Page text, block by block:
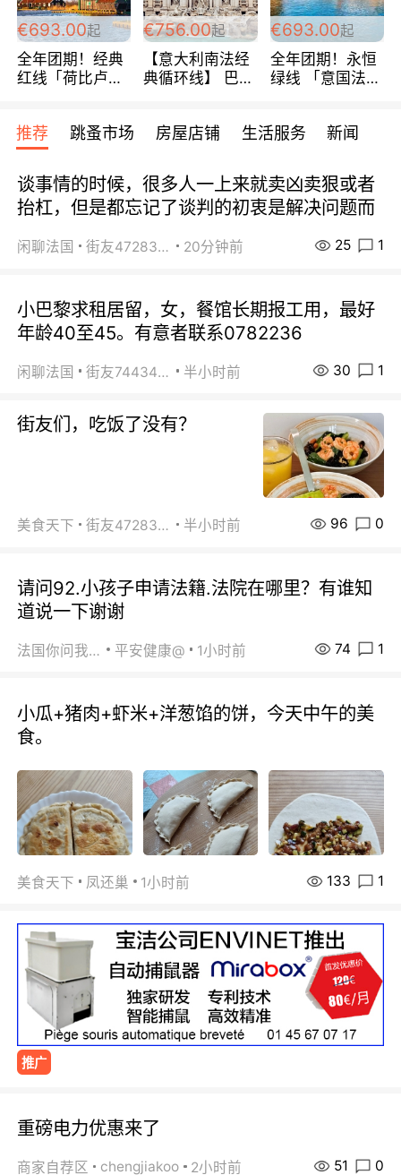
€693.00起
全年团期！经典
红线「荷比卢德
天！巴黎上下！
包拼房~
€756.00起
【意大利南法经
典循环线】 巴黎
宾馆 108欧/天起
€693.00起
全年团期！永恒
绿线 「意国法
欧/天起 ~包拼房
推荐 跳蚤市场 房屋店铺 生活服务 新闻
谈事情的时候，很多人一上来就卖凶卖狠或者
抬杠，但是都忘记了谈判的初衷是解决问题而
闲聊法国 街友472838572 20分钟前 25 1
小巴黎求租居留，女，餐馆长期报工用，最好
年龄40至45。有意者联系0782236
闲聊法国 街友74434350 半小时前 30 1
街友们，吃饭了没有？
美食天下 街友472838572 半小时前 96 0
请问92.小孩子申请法籍.法院在哪里？有谁知
道说一下谢谢
法国你问我答 平安健康@ 1小时前 74 1
小瓜+猪肉+虾米+洋葱馅的饼，今天中午的美
食。
美食天下 凤还巢 1小时前 133 1
推广
重磅电力优惠来了
商家自荐区 chengjiakoo 2小时前 51 0